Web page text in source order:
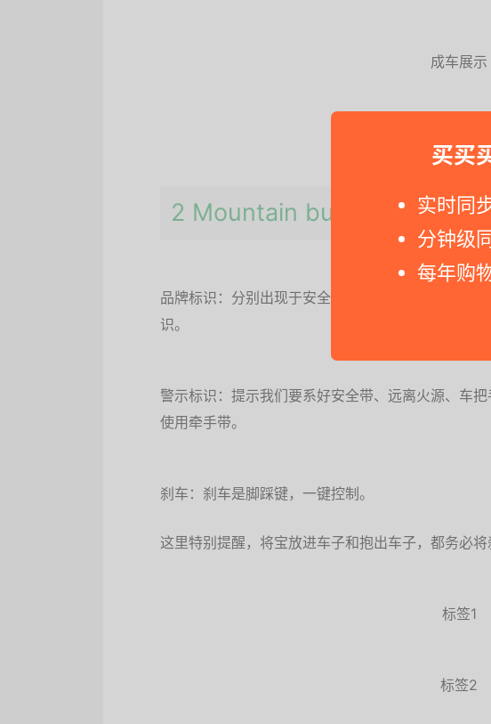
买买
实时同
分钟级
每年购
成车展示
2 Mountain buggy nano V2
品牌标识：分别出现于安全带扣、车架杆、置物篮
识。
警示标识：提示我们要系好安全带、远离火源、车
使用牵手带。
刹车：刹车是脚踩键，一键控制。
这里特别提醒，将宝放进车子和抱出车子，都务必将
标签1
标签2